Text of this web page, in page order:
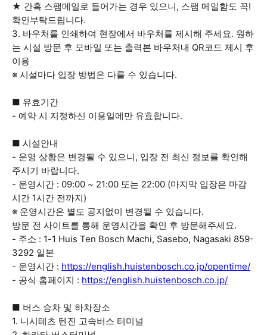
★ 간혹 스팸메일로 들어가는 경우 있으니, 스팸 메일함도 꼭!
확인부탁드립니다.
3. 바우처를 인쇄하여 현장에서 바우처를 제시해 주세요. 원하
는 시설 방문 후 모바일 또는 출력본 바우처내 QR코드 제시 후
이용
※ 시설마다 입장 방법은 다를 수 있습니다.
■ 유효기간
- 예약 시 지정하신 이용일에만 유효합니다.
■ 시설안내
- 운영 상황은 변경될 수 있으니, 입장 전 최신 정보를 확인해
주시기 바랍니다.
- 운영시간 : 09:00 ~ 21:00 또는 22:00 (마지막 입장은 마감
시간 1시간 전까지)
※ 운영시간은 별도 공지없이 변경될 수 있습니다.
방문 전 사이트를 통해 운영시간을 확인 후 방문해주세요.
- 주소 : 1-1 Huis Ten Bosch Machi, Sasebo, Nagasaki 859-
3292 일본
- 운영시간 : https://english.huistenbosch.co.jp/opentime/
- 공식 홈페이지 : https://english.huistenbosch.co.jp/
■ 버스 승차 및 하차장소
1. 니시테츠 텐진 고속버스 터미널